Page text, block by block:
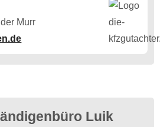
Murr
Luik